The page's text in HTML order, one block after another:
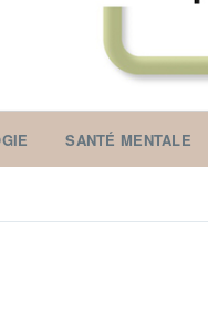
SANTÉ MENTALE